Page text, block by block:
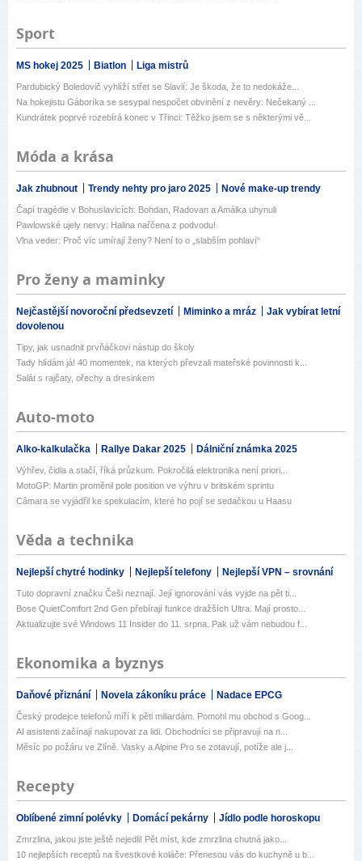
Sport
MS hokej 2025 Biatlon Liga mistrů
Pardubický Boledovič vyhlíží střet se Slavií: Je škoda, že to nedokáže...
Na hokejistu Gáboríka se sesypal nespočet obvinění z nevěry: Nečekaný ...
Kundrátek poprvé rozebírá konec v Třinci: Těžko jsem se s některými vě...
Móda a krása
Jak zhubnout Trendy nehty pro jaro 2025 Nové make-up trendy
Čapí tragédie v Bohuslavicích: Bohdan, Radovan a Amálka uhynuli
Pawlowské ujely nervy: Halina nařčena z podvodu!
Vlna veder: Proč víc umírají ženy? Není to o „slabším pohlaví“
Pro ženy a maminky
Nejčastější novoroční předsevzetí Miminko a mráz
Jak vybírat letní
dovolenou
Tipy, jak usnadnit prvňáčkovi nástup do školy
Tady hlídám já! 40 momentek, na kterých převzali mateřské povinnosti k...
Salát s rajčaty, ořechy a dresinkem
Auto-moto
Alko-kalkulačka Rallye Dakar 2025 Dálniční známka 2025
Výhřev, čidla a stačí, říká průzkum. Pokročilá elektronika není priori...
MotoGP: Martin proměnil pole position ve výhru v britském sprintu
Câmara se vyjádřil ke spekulacím, které ho pojí se sedačkou u Haasu
Věda a technika
Nejlepší chytré hodinky Nejlepší telefony Nejlepší VPN – srovnání
Tuto dopravní značku Češi neznají. Její ignorování vás vyjde na pět ti...
Bose QuietComfort 2nd Gen přebírají funkce dražších Ultra. Mají prosto...
Aktualizujte své Windows 11 Insider do 11. srpna. Pak už vám nebudou f...
Ekonomika a byznys
Daňové přiznání Novela zákoníku práce Nadace EPCG
Český prodejce telefonů míří k pěti miliardám. Pomohl mu obchod s Goog...
AI asistenti začínají nakupovat za lidi. Obchodníci se připravují na n...
Měsíc po požáru ve Zlíně. Vasky a Alpine Pro se zotavují, potíže ale j...
Recepty
Oblíbené zimní polévky Domácí pekárny Jídlo podle horoskopu
Zmrzlina, jakou jste ještě nejedli! Pět míst, kde zmrzlina chutná jako...
10 nejlepších receptů na švestkové koláče: Přenesou vás do kuchyně u b...